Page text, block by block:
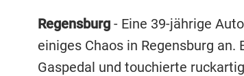
Regensburg - Eine 39-jährige
einiges Chaos in Regensburg
Gaspedal und touchierte